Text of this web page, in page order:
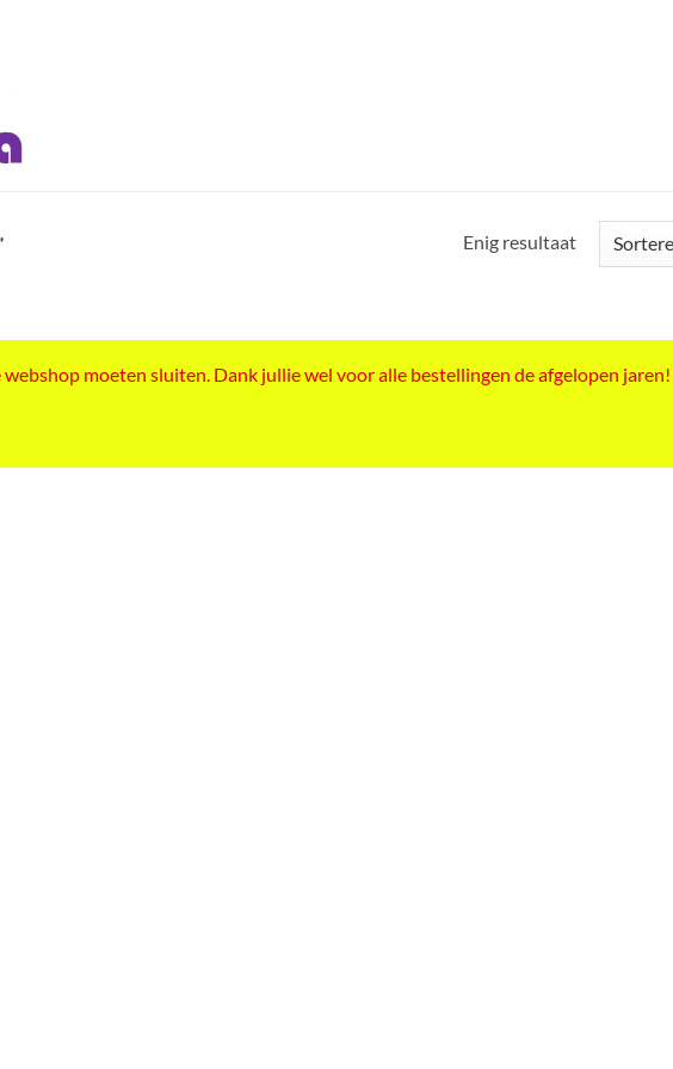
Enig resultaat
moeten sluiten. Dank jullie wel voor alle bestellingen de afgelopen jaren!